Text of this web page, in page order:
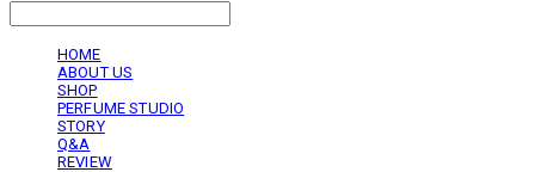
HOME
ABOUT US
SHOP
PERFUME STUDIO
STORY
Q&A
REVIEW